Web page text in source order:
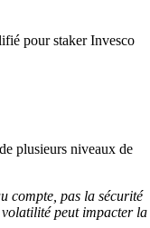
pour staker Invesco
plusieurs niveaux de
compte, pas la sécurité
peut impacter la